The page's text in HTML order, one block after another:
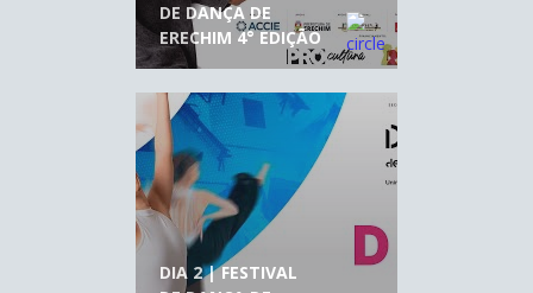
DE DANÇA DE
ERECHIM 4° EDIÇÃO
DIA 2 | FESTIVAL